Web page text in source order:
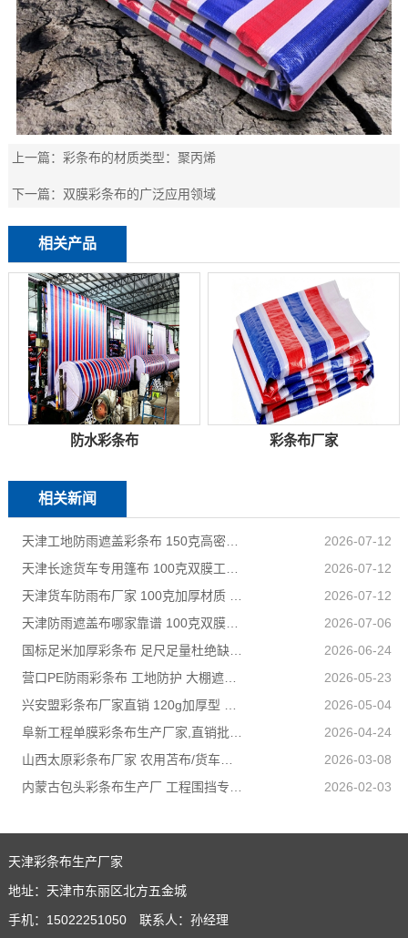
上一篇：彩条布的材质类型：聚丙烯
下一篇： 双膜彩条布的广泛应用领域
相关产品
防水彩条布 彩条布厂家
相关新闻
天津工地防雨遮盖彩条布 150克高密度 基建施工防尘防水
2026-07-12
2026-07-12
2026-07-12
天津防雨遮盖布哪家靠谱 100克双膜加厚款适配高栏货车长途盖货
2026-07-06
国标足米加厚彩条布 足尺足量杜绝缺尺少米
2026-06-24
营口PE防雨彩条布 工地防护 大棚遮盖 3×50米 耐寒耐用
2026-05-23
2026-05-04
2026-04-24
山西太原彩条布厂家 农用苫布/货车篷布 支持来样加工定制
2026-03-08
2026-02-03
天津彩条布生产厂家
地址：天津市东丽区北方五金城
手机：15022251050 联系人：孙经理